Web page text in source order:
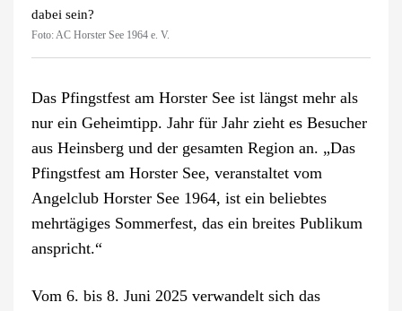
dabei sein?
Foto: AC Horster See 1964 e. V.
Das Pfingstfest am Horster See ist längst mehr als
nur ein Geheimtipp. Jahr für Jahr zieht es Besucher
aus Heinsberg und der gesamten Region an. „Das
Pfingstfest am Horster See, veranstaltet vom
Angelclub Horster See 1964, ist ein beliebtes
mehrtägiges Sommerfest, das ein breites Publikum
anspricht.“
Vom 6. bis 8. Juni 2025 verwandelt sich das